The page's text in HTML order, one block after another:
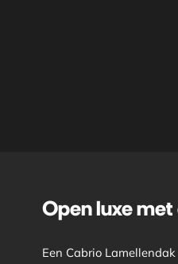
Open luxe
Een Cabrio